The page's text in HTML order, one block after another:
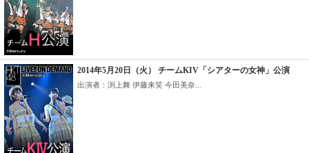
2014年5月20日（火） チームKIV「シアターの女神」公演
出演者：渕上舞 伊藤来笑 今田美奈...